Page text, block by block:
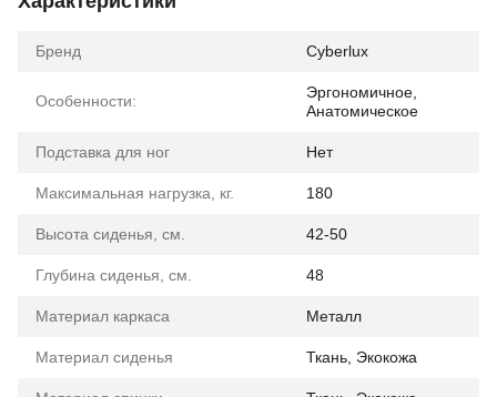
Бренд Cyberlux
Особенности:
Эргономичное,
Анатомическое
Подставка для ног Нет
Максимальная нагрузка, кг. 180
Высота сиденья, см. 42-50
Глубина сиденья, см. 48
Материал каркаса Металл
Материал сиденья Ткань, Экокожа